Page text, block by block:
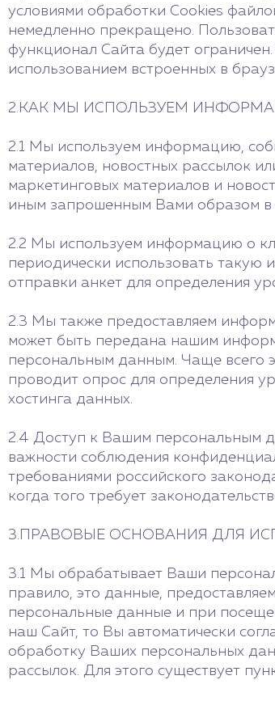
условиями обработки Cookies
немедленно прекращено.
функционал Сайта будет
использованием встроенных в
2.КАК МЫ ИСПОЛЬЗУЕМ
2.1 Мы используем информацию,
материалов, новостных рассылок
маркетинговых материалов и
иным запрошенным Вами образом в
2.2 Мы используем информацию о
периодически использовать такую
отправки анкет для определения
2.3 Мы также предоставляем
может быть передана нашим
персональным данным. Чаще всего
проводит опрос для определения
хостинга данных.
2.4 Доступ к Вашим персональным
важности соблюдения
требованиями российского
когда того требует
3.ПРАВОВЫЕ ОСНОВАНИЯ ДЛЯ
3.1 Мы обрабатывает Ваши
правило, это данные,
персональные данные и при
наш Сайт, то Вы автоматически
обработку Ваших персональных
рассылок. Для этого существует